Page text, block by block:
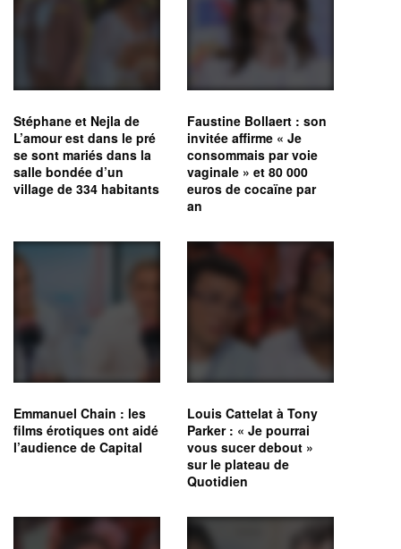
Stéphane et Nejla de
L’amour est dans le pré
se sont mariés dans la
salle bondée d’un
village de 334 habitants
Faustine Bollaert : son
invitée affirme « Je
consommais par voie
vaginale » et 80 000
euros de cocaïne par
an
Emmanuel Chain : les
films érotiques ont aidé
l’audience de Capital
Louis Cattelat à Tony
Parker : « Je pourrai
vous sucer debout »
sur le plateau de
Quotidien